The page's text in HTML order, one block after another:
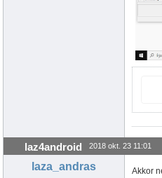
laz4android 2018 okt. 23 11:01
laza_andras Akkor